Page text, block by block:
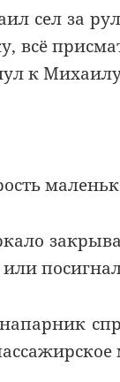
сел за
всё
к